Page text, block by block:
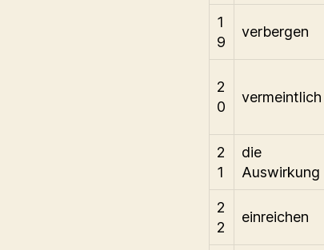
1
9
verbergen
2
0
vermeintlich
2
1
die
Auswirkung
2
2
einreichen